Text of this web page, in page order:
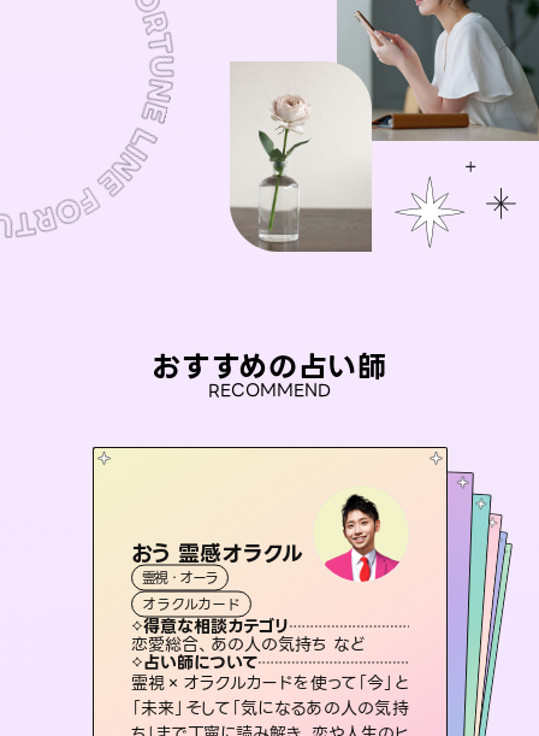
おすすめの占い師
RECOMMEND
おう 霊感オラクル
霊視・オーラ
オラクルカード
得意な相談カテゴリ
恋愛総合、あの人の気持ち など
占い師について
霊視×オラクルカードを使って「今」と
「未来」そして「気になるあの人の気持
アイリス -iris-
西洋占星術
ルーン
得意な相談カテゴリ
恋愛総合、片想い、二人の未来 など
占い師について
復縁、恋愛、不倫の行方、同性愛や片
思い、仕事関係や借金問題まで知りた
いことや心の負担になっていることを
彗望
霊視・オーラ
スピリチュアル・リーディング
得意な相談カテゴリ
片想い、あの人の気持ち、復縁 など
占い師について
3,700年以上の歴史を持つ東洋最古の
占術「易占」で詳細まで占い、幸せへ向
かう道筋を示します。厳しい結果にも具
とうげんみう
霊視・オーラ
スピリチュアル・リーディング
得意な相談カテゴリ
片想い、あの人の気持ち、復縁 など
占い師について
未来視師＊花
スピリチュアル・リーディング
得意な相談カテゴリ
出逢い、片想い、復縁 など
占い師について
未来には何パターンもの選択肢があり
ます。不安で視えにくくなっているあな
たの素敵な未来を見つけ、その未来を
霊視・オーラ タロット
スピリチュアル・リーディング
得意な相談カテゴリ
片想い、二人の未来、年の差 など
占い師について
連絡再開、復縁、成就などの報告実績
多数。セラピストとして2万超の施術経
験があるからこそできる鑑定で、より良